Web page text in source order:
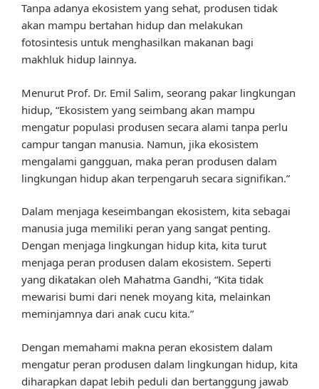
Tanpa adanya ekosistem yang sehat, produsen tidak
akan mampu bertahan hidup dan melakukan
fotosintesis untuk menghasilkan makanan bagi
makhluk hidup lainnya.
Menurut Prof. Dr. Emil Salim, seorang pakar lingkungan
hidup, “Ekosistem yang seimbang akan mampu
mengatur populasi produsen secara alami tanpa perlu
campur tangan manusia. Namun, jika ekosistem
mengalami gangguan, maka peran produsen dalam
lingkungan hidup akan terpengaruh secara signifikan.”
Dalam menjaga keseimbangan ekosistem, kita sebagai
manusia juga memiliki peran yang sangat penting.
Dengan menjaga lingkungan hidup kita, kita turut
menjaga peran produsen dalam ekosistem. Seperti
yang dikatakan oleh Mahatma Gandhi, “Kita tidak
mewarisi bumi dari nenek moyang kita, melainkan
meminjamnya dari anak cucu kita.”
Dengan memahami makna peran ekosistem dalam
mengatur peran produsen dalam lingkungan hidup, kita
diharapkan dapat lebih peduli dan bertanggung jawab